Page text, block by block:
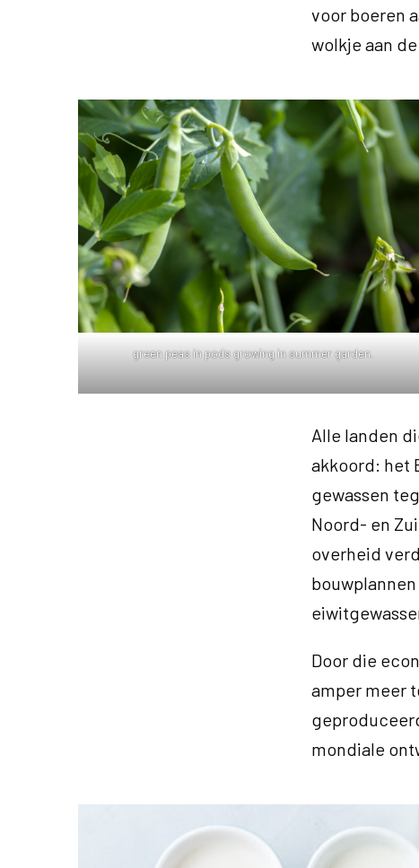
voor boeren
wolkje aan
green peas in pods growing in summer garden.
Alle landen
akkoord: het
gewassen
Noord- en
overheid
Door die
amper meer
mondiale